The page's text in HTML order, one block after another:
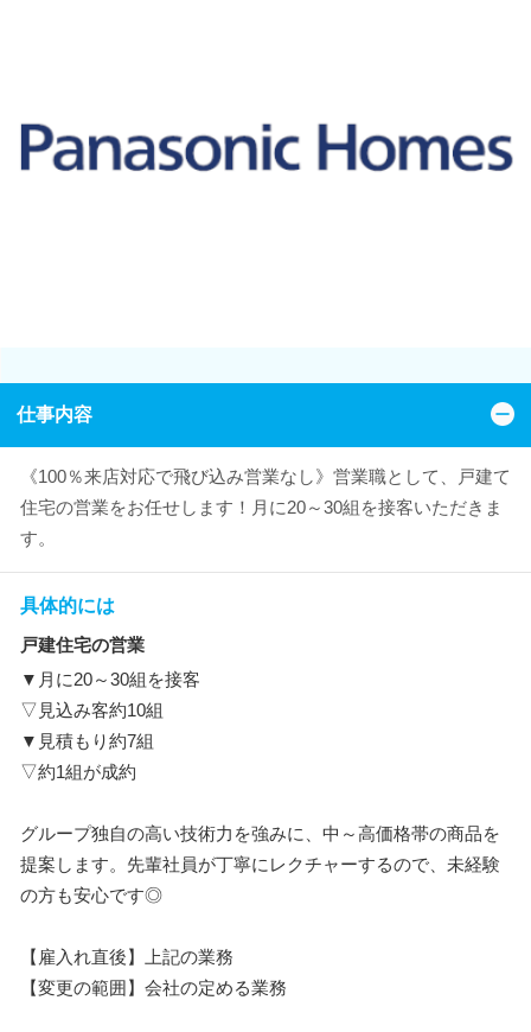
仕事内容
《100％来店対応で飛び込み営業なし》営業職として、戸建て
住宅の営業をお任せします！月に20～30組を接客いただきま
す。
具体的には
戸建住宅の営業
▼月に20～30組を接客
▽見込み客約10組
▼見積もり約7組
▽約1組が成約
グループ独自の高い技術力を強みに、中～高価格帯の商品を
提案します。先輩社員が丁寧にレクチャーするので、未経験
の方も安心です◎
【雇入れ直後】上記の業務
【変更の範囲】会社の定める業務